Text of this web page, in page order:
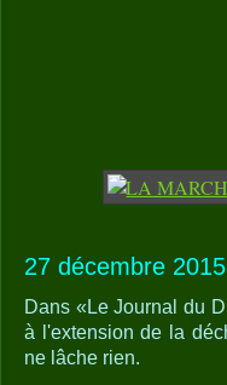
27 décembre
Dans «Le Journal du
à l'extension de la
ne lâche rien.